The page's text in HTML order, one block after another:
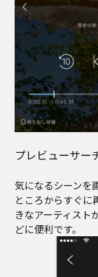
プレビューサー
気になるシーンを
ところからすぐに
きなアーティスト
どに便利です。